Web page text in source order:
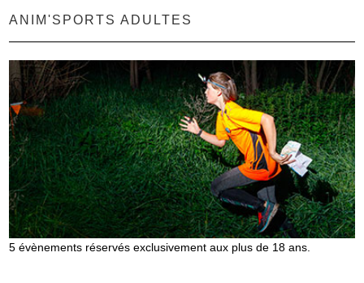
ANIM'SPORTS ADULTES
5 évènements réservés exclusivement aux plus de 18 ans.